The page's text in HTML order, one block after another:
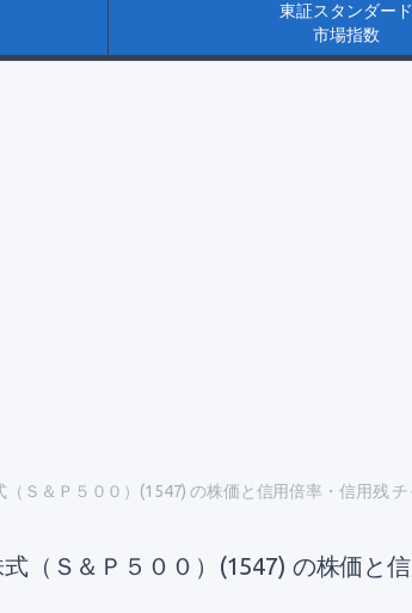
東証スタンダード
市場指数
（Ｓ＆Ｐ５００）(1547) の株価と信用倍率・信用残 チ
（Ｓ＆Ｐ５００）(1547) の株価と